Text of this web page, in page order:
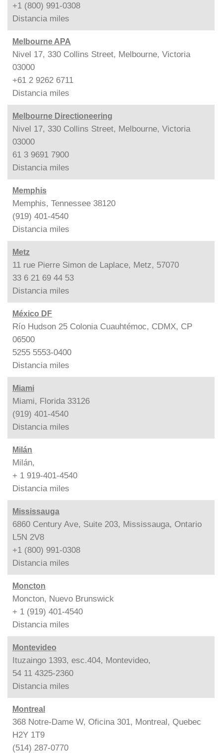
+1 (800) 991-0308
Distancia miles
Melbourne APA
Nivel 17, 330 Collins Street, Melbourne, Victoria
03000
+61 2 9262 6711
Distancia miles
Melbourne Directioneering
Nivel 17, 330 Collins Street, Melbourne, Victoria
03000
61 3 9691 7900
Distancia miles
Memphis
Memphis, Tennessee 38120
(919) 401-4540
Distancia miles
Metz
11 rue Pierre Simon de Laplace, Metz, 57070
33 6 21 69 44 53
Distancia miles
México DF
Río Hudson 25 Colonia Cuauhtémoc, CDMX, CP
06500
5255 5553-0400
Distancia miles
Miami
Miami, Florida 33126
(919) 401-4540
Distancia miles
Milán
Milán,
+ 1 919-401-4540
Distancia miles
Mississauga
6860 Century Ave, Suite 203, Mississauga, Ontario
L5N 2V8
+1 (800) 991-0308
Distancia miles
Moncton
Moncton, Nuevo Brunswick
+ 1 (919) 401-4540
Distancia miles
Montevideo
Ituzaingo 1393, esc.404, Montevideo,
54 11 4325-2360
Distancia miles
Montreal
368 Notre-Dame W, Oficina 301, Montreal, Quebec
H2Y 1T9
(514) 287-0770